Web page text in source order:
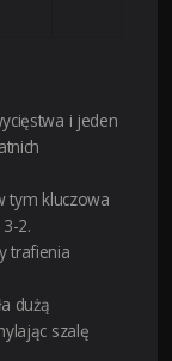
i jeden
tym kluczowa
2.
trafienia
dużą
szalę